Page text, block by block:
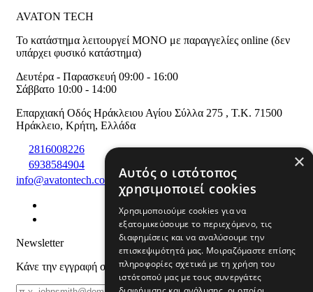
AVATON TECH
Το κατάστημα λειτουργεί ΜΟΝΟ με παραγγελίες online (δεν
υπάρχει φυσικό κατάστημα)
Δευτέρα - Παρασκευή 09:00 - 16:00
Σάββατο 10:00 - 14:00
Επαρχιακή Οδός Ηράκλειου Αγίου Σύλλα 275 , T.K. 71500
Ηράκλειο, Κρήτη, Ελλάδα
2816008226
6938584904
info@avatontech.com
Newsletter
Κάνε την εγγραφή σου και μάθε για προϊόντα και προσφορές
×
Αυτός ο ιστότοπος
χρησιμοποιεί cookies
Χρησιμοποιούμε cookies για να
εξατομικεύσουμε το περιεχόμενο, τις
διαφημίσεις και να αναλύσουμε την
επισκεψιμότητά μας. Μοιραζόμαστε επίσης
πληροφορίες σχετικά με τη χρήση του
ιστότοπού μας με τους συνεργάτες